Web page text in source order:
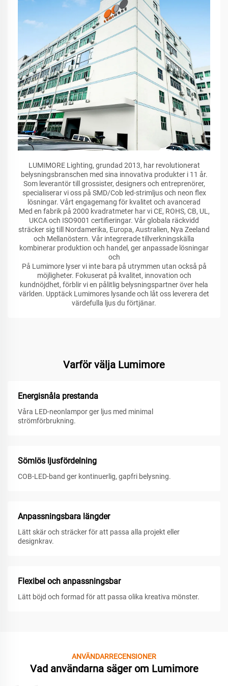
LUMIMORE Lighting, grundad 2013, har revolutionerat
belysningsbranschen med sina innovativa produkter i 11 år.
Som leverantör till grossister, designers och entreprenörer,
specialiserar vi oss på SMD/Cob led-strimljus och neon flex
lösningar. Vårt engagemang för kvalitet och avancerad
Med en fabrik på 2000 kvadratmeter har vi CE, ROHS, CB, UL,
UKCA och ISO9001 certifieringar. Vår globala räckvidd
sträcker sig till Nordamerika, Europa, Australien, Nya Zeeland
och Mellanöstern. Vår integrerade tillverkningskälla
kombinerar produktion och handel, ger anpassade lösningar
och
På Lumimore lyser vi inte bara på utrymmen utan också på
möjligheter. Fokuserat på kvalitet, innovation och
kundnöjdhet, förblir vi en pålitlig belysningspartner över hela
världen. Upptäck Lumimores lysande och låt oss leverera det
värdefulla ljus du förtjänar.
Varför välja Lumimore
Energisnåla prestanda
Våra LED-neonlampor ger ljus med minimal
strömförbrukning.
Sömlös ljusfördelning
COB-LED-band ger kontinuerlig, gapfri belysning.
Anpassningsbara längder
Lätt skär och sträcker för att passa alla projekt eller
designkrav.
Flexibel och anpassningsbar
Lätt böjd och formad för att passa olika kreativa mönster.
ANVÄNDARRECENSIONER
Vad användarna säger om Lumimore